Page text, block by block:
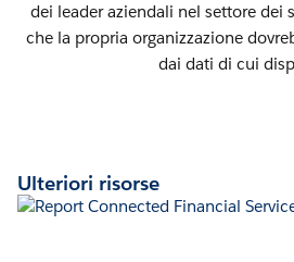
dei leader aziendali nel settore dei
che la propria organizzazione
dai dati di cui
Ulteriori risorse